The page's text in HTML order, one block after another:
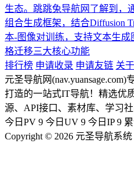
生态。跳跳兔导航网了解到，
组合生成框架，结合Diffusion
本-图像对训练，支持文本生
格迁移三大核心功能
排行榜 申请收录 申请友链 关
元圣导航网
打造的一站式IT导航！精选优
源、API接口、素材库、学习
今日PV 9 今日UV 9 今日IP9
Copyright © 2026 元圣导航系统